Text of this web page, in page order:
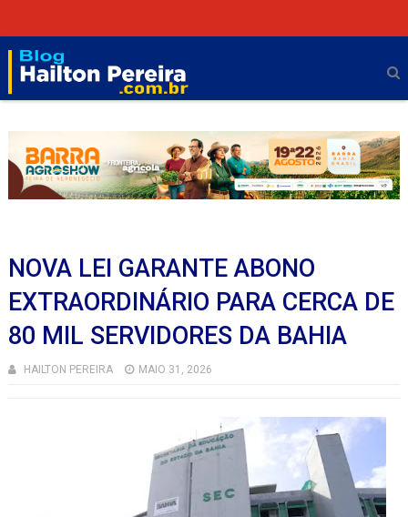
NOVA LEI GARANTE ABONO
EXTRAORDINÁRIO PARA CERCA DE
80 MIL SERVIDORES DA BAHIA
HAILTON PEREIRA MAIO 31, 2026